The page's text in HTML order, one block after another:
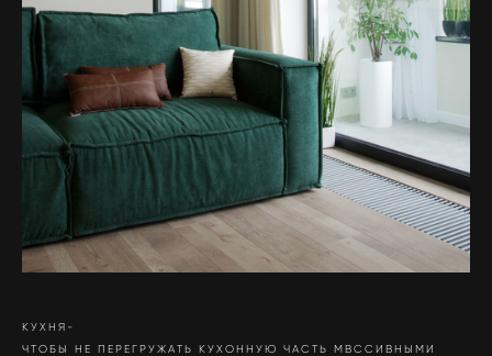
КУХНЯ-
ЧТОБЫ НЕ ПЕРЕГРУЖАТЬ КУХОННУЮ ЧАСТЬ МВССИВНЫМИ